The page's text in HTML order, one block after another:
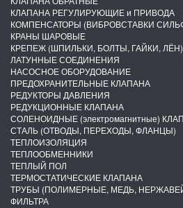
КЛАПАНА РЕГУЛИРУЮЩИЕ и ПРИВОДА
КОМПЕНСАТОРЫ (ВИБРОВСТАВКИ
КРАНЫ ШАРОВЫЕ
КРЕПЕЖ (ШПИЛЬКИ, БОЛТЫ, ГАЙКИ, ЛЁН)
ЛАТУННЫЕ СОЕДИНЕНИЯ
НАСОСНОЕ ОБОРУДОВАНИЕ
ПРЕДОХРАНИТЕЛЬНЫЕ КЛАПАНА
РЕДУКТОРЫ ДАВЛЕНИЯ
РЕДУКЦИОННЫЕ КЛАПАНА
СОЛЕНОИДНЫЕ (электромагнитные)
СТАЛЬ (ОТВОДЫ, ПЕРЕХОДЫ, ФЛАНЦЫ)
ТЕПЛОИЗОЛЯЦИЯ
ТЕПЛООБМЕННИКИ
ТЕПЛЫЙ ПОЛ
ТЕРМОСТАТИЧЕСКИЕ КЛАПАНА
ТРУБЫ (ПОЛИМЕРНЫЕ, МЕДЬ,
ФИЛЬТРА